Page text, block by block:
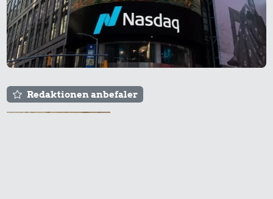
Redaktionen anbefaler